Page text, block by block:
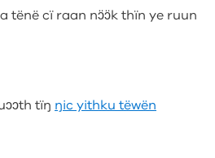
tënë cï raan nɔ̈ɔ̈k thïn ye ruun
tïŋ ŋic yithku tëwën